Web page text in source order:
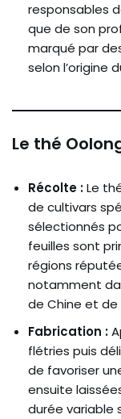
responsables
que de son
marqué par
selon l’origine
Le thé
Récolte :Le
de cultivars
sélectionnés
feuilles sont
régions
notamment
de Chine et de
Fabrication :
flétries puis
de favoriser
ensuite
durée variable